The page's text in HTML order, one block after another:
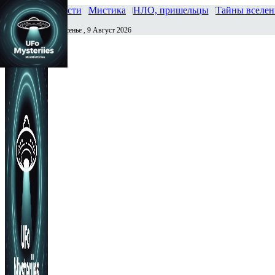
Главная Новости Мистика НЛО, пришельцы Тайны
Сегодня Воскресенье , 9 Август 2026